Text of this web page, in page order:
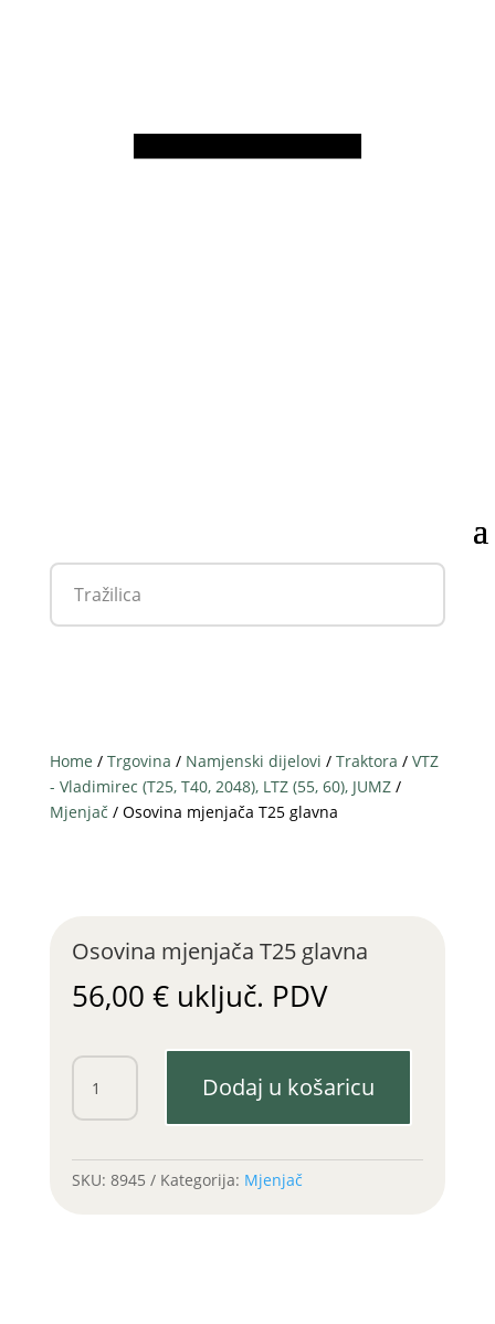
Home / Trgovina / Namjenski dijelovi / Traktora / VTZ
- Vladimirec (T25, T40, 2048), LTZ (55, 60), JUMZ/
Mjenjač / Osovina mjenjača T25 glavna
Osovina mjenjača T25 glavna
56,00 € uključ. PDV
Osovina
mjenjača
T25
Dodaj u košaricu
SKU: 8945 Kategorija: Mjenjač